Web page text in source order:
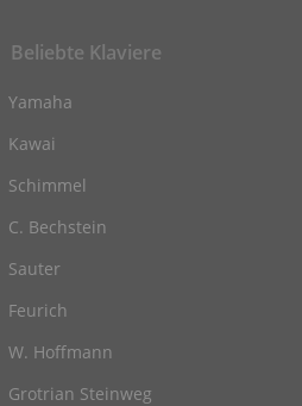
Beliebte Klaviere
Yamaha
Kawai
Schimmel
C. Bechstein
Sauter
Feurich
W. Hoffmann
Grotrian Steinweg